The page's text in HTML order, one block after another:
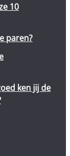
10
paren?
ken jij de